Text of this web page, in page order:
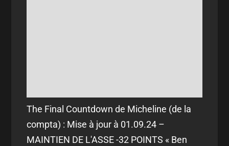
The Final Countdown de Micheline (de la
compta) : Mise à jour à 01.09.24 –
MAINTIEN DE L'ASSE -32 POINTS « Ben